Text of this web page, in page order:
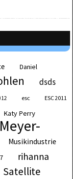
Daniel
dsds
esc ESC 2011
Katy Perry
Musikindustrie
rihanna
Satellite